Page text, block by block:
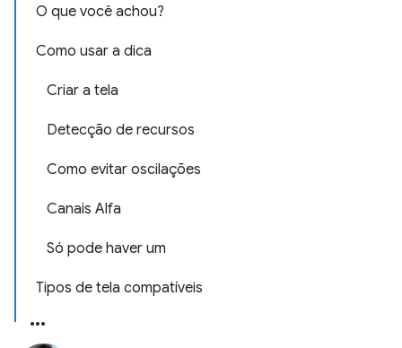
O que você achou?
Como usar a dica
Criar a tela
Detecção de recursos
Como evitar oscilações
Canais Alfa
Só pode haver um
Tipos de tela compatíveis